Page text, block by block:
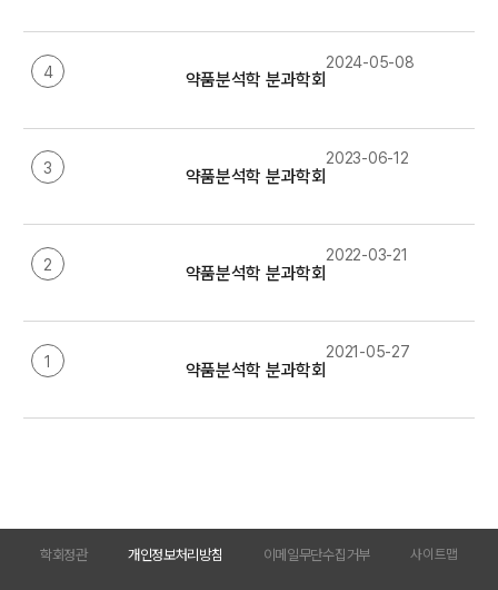
4 약품분석학 분과학회 임원 정보(2024년)
2024-05-08
3 약품분석학 분과학회 임원 정보(2023년)
2023-06-12
2 약품분석학 분과학회 임원 정보(2022년)
2022-03-21
1 약품분석학 분과학회 임원정보(2021년)
2021-05-27
학회정관 개인정보처리방침 이메일무단수집거부 사이트맵